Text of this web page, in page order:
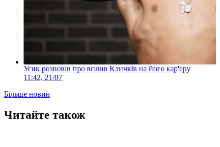
Усик розповів про вплив Кличків на його кар'єру
11:42, 21/07
Більше новин
Читайте також